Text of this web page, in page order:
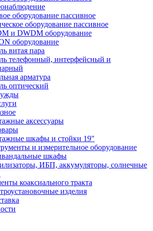
оборудование пассивное
оборудование пассивное
и DWDM оборудование
оборудование
витая пара
телефонный, интерфейсный и
арматура
оптический
аксессуары
шкафы и стойки 19"
и измерительное оборудование
шкафы
ИБП, аккумуляторы, солнечные
коаксиального тракта
изделия